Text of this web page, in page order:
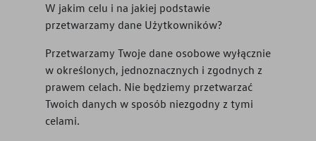
W jakim celu i na jakiej podstawie
przetwarzamy dane Użytkowników?
Przetwarzamy Twoje dane osobowe wyłącznie
w określonych, jednoznacznych i zgodnych z
prawem celach. Nie będziemy przetwarzać
Twoich danych w sposób niezgodny z tymi
celami.